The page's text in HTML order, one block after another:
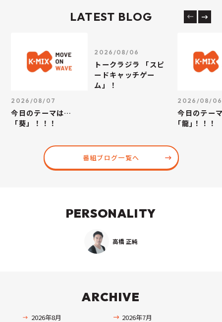
LATEST BLOG
2026/08/07
今日のテーマは…
「葵」！！！
2026/08/06
トークラジラ 「スピ
ードキャッチゲー
ム」！
2026/08/06
今日のテー
｢龍｣！！！
番組ブログ一覧へ
PERSONALITY
高橋 正純
ARCHIVE
2026年8月
2026年7月